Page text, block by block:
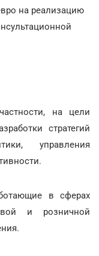
на реализацию
на цели
стратегий
управления
в сферах
и розничной